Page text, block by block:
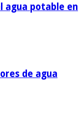
agua potable en
de agua